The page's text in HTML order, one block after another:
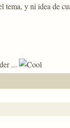
tema, y ni idea de
...